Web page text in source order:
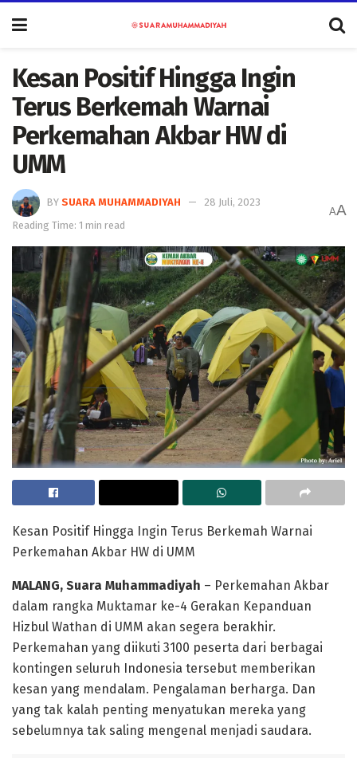
Kesan Positif Hingga Ingin
Terus Berkemah Warnai
Perkemahan Akbar HW di
UMM
BY SUARA MUHAMMADIYAH
28 Juli, 2023
Reading Time: 1 min read
AA
Kesan Positif Hingga Ingin Terus Berkemah Warnai
Perkemahan Akbar HW di UMM
MALANG, Suara Muhammadiyah – Perkemahan Akbar
dalam rangka Muktamar ke-4 Gerakan Kepanduan
Hizbul Wathan di UMM akan segera berakhir.
Perkemahan yang diikuti 3100 peserta dari berbagai
kontingen seluruh Indonesia tersebut memberikan
kesan yang mendalam. Pengalaman berharga. Dan
yang tak kalah penting menyatukan mereka yang
sebelumnya tak saling mengenal menjadi saudara.